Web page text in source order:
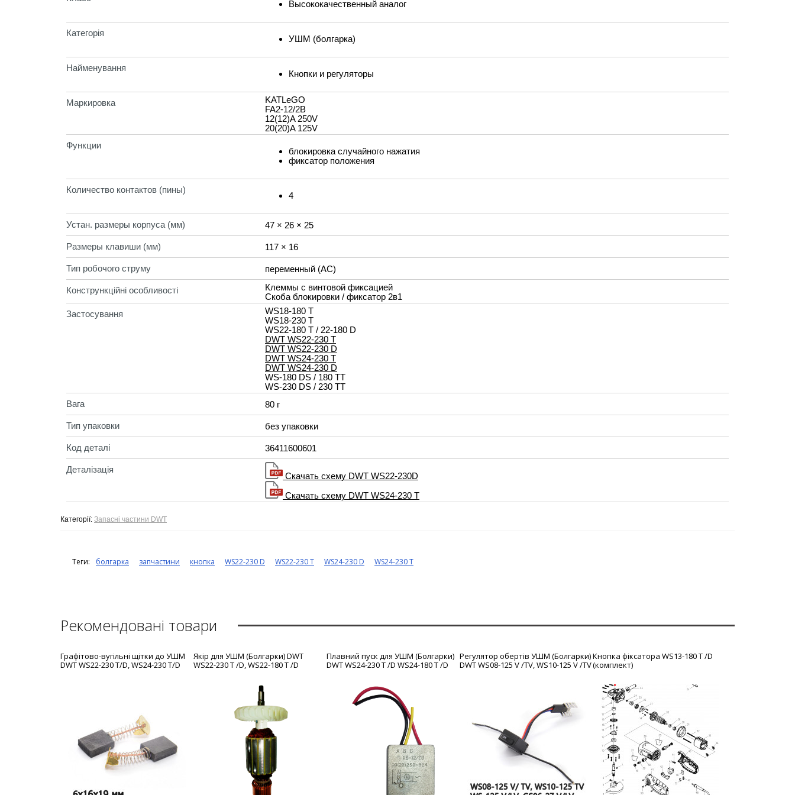
Высококачественный аналог
Категорія
УШМ (болгарка)
Найменування
Кнопки и регуляторы
Маркировка
KATLeGO
FA2-12/2B
12(12)A 250V
20(20)A 125V
Функции
блокировка случайного нажатия
фиксатор положения
Количество контактов (пины)
4
Устан. размеры корпуса (мм) 47 × 26 × 25
Размеры клавиши (мм) 117 × 16
Тип робочого струму переменный (AC)
Констрункційні особливості
Клеммы с винтовой фиксацией
Скоба блокировки / фиксатор 2в1
Застосування
WS18-180 T
WS18-230 T
WS22-180 T / 22-180 D
DWT WS22-230 T
DWT WS22-230 D
DWT WS24-230 T
DWT WS24-230 D
WS-180 DS / 180 TT
WS-230 DS / 230 TT
Вага
80 г
Тип упаковки без упаковки
Код деталі 36411600601
Деталізація
Скачать схему DWT WS22-230D
Скачать схему DWT WS24-230 T
Категорії: Запасні частини DWT
Теги: болгарка запчастини кнопка WS22-230 D WS22-230 T WS24-230 D WS24-230 T
Рекомендовані товари
Графітово-вугільні щітки до УШМ
DWT WS22-230 T/D, WS24-230 T/D
Якір для УШМ (Болгарки) DWT
WS22-230 T /D, WS22-180 T /D
Плавний пуск для УШМ (Болгарки)
DWT WS24-230 T /D WS24-180 T /D
Регулятор обертів УШМ (Болгарки)
DWT WS08-125 V /TV, WS10-125 V /TV
Кнопка фіксатора WS13-180 T /D
(комплект)